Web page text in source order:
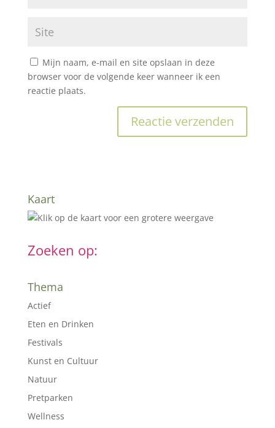
Mijn naam, e-mail en site opslaan in deze
browser voor de volgende keer wanneer ik een
reactie plaats.
Kaart
Zoeken op:
Thema
Actief
Eten en Drinken
Festivals
Kunst en Cultuur
Natuur
Pretparken
Wellness